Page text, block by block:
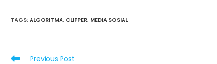
TAGS:ALGORITMA, CLIPPER, MEDIA SOSIAL
Read
Previous Post